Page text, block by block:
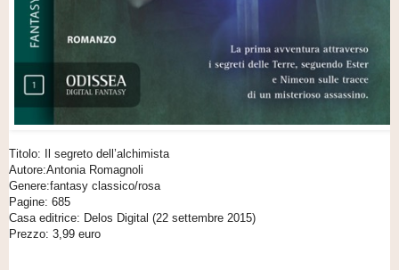
Titolo: Il segreto dell’alchimista
Autore:Antonia Romagnoli
Genere:fantasy classico/rosa
Pagine: 685
Casa editrice: Delos Digital (22 settembre 2015)
Prezzo: 3,99 euro